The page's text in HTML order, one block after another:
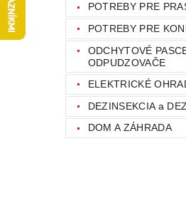
POTREBY PRE
POTREBY PRE
ODCHYTOVÉ
ODPUDZOVAČE
ELEKTRICKÉ
DEZINSEKCIA a
DOM A ZÁHRADA